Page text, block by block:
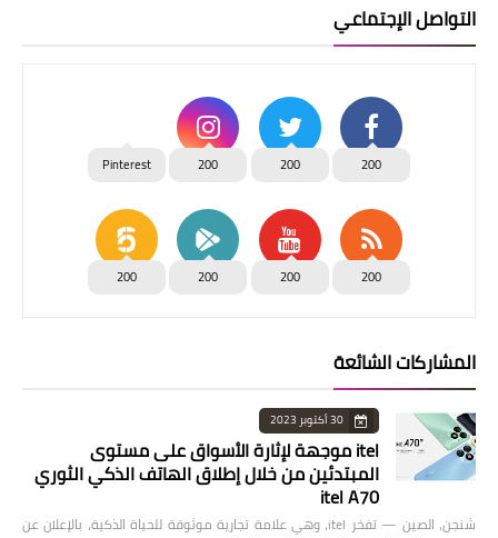
التواصل الإجتماعي
200
200
200
Pinterest
200
200
200
200
المشاركات الشائعة
30 أكتوبر 2023
itel موجهة لإثارة الأسواق على مستوى
المبتدئين من خلال إطلاق الهاتف الذكي الثوري
itel A70
شنجن، الصين — تفخر itel، وهي علامة تجارية موثوقة للحياة الذكية، بالإعلان عن